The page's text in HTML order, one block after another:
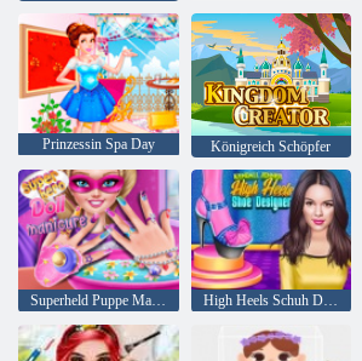
Prinzessin Spa Day Königreich Schöpfer
Superheld Puppe Maniküre High Heels Schuh Designer